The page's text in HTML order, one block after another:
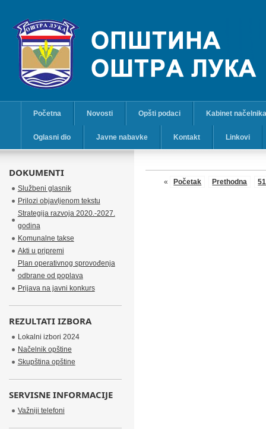
Početna Novosti Opšti podaci Kabinet načelnika
Oglasni dio Javne nabavke Kontakt Linkovi
« Početak Prethodna 51
DOKUMENTI
Službeni glasnik
Prilozi objavljenom tekstu
Strategija razvoja 2020.-2027.
godina
Komunalne takse
Akti u pripremi
Plan operativnog sprovođenja
odbrane od poplava
Prijava na javni konkurs
REZULTATI IZBORA
Lokalni izbori 2024
Načelnik opštine
Skupština opštine
SERVISNE INFORMACIJE
Važniji telefoni